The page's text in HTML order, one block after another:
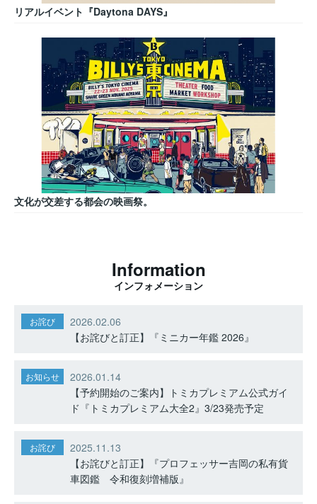
リアルイベント『Daytona DAYS』
文化が交差する都会の映画祭。
Information
インフォメーション
お詫び
2026.02.06
【お詫びと訂正】『ミニカー年鑑 2026』
お知らせ
2026.01.14
【予約開始のご案内】トミカプレミアム公式ガイ
ド『トミカプレミアム大全2』3/23発売予定
お詫び
2025.11.13
【お詫びと訂正】『プロフェッサー吉岡の私有貨
車図鑑 令和復刻増補版』